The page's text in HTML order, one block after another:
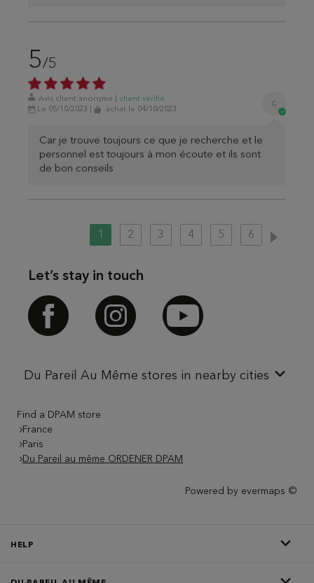
5/5
Avis client anonyme client vérifié
Le 05/10/2023
achat le 04/10/2023
C
Car je trouve toujours ce que je recherche et le
personnel est toujours à mon écoute et ils sont
de bon conseils
1 2 3 4 5 6
Let’s stay in touch
Facebook Instagram Youtube
Du Pareil Au Même stores in nearby cities
Find a DPAM store
France
Paris
Du Pareil au même ORDENER DPAM
Powered by evermaps ©
HELP